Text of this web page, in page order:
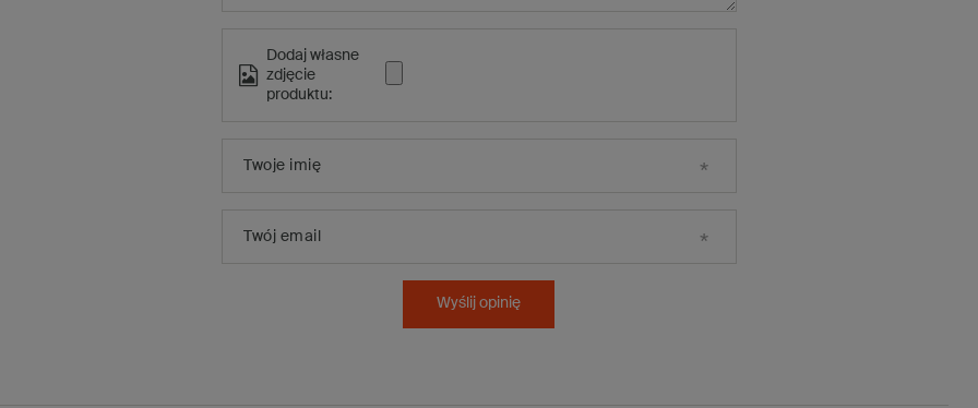
Dodaj własne
zdjęcie
produktu:
Twoje imię
Twój email
Wyślij opinię